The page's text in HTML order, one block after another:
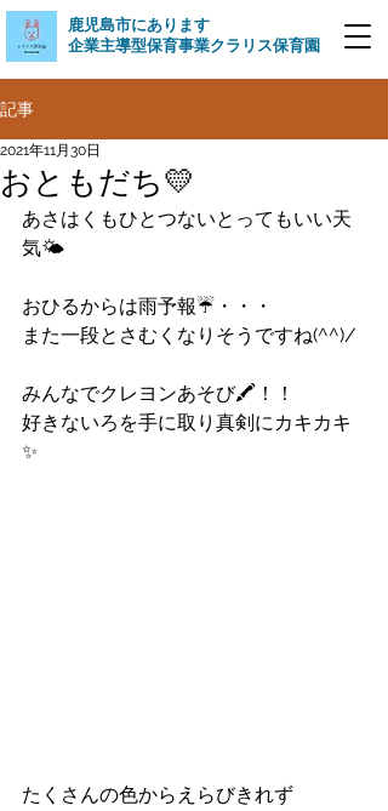
​鹿児島市にあります
企業主導型保育事業クラリス保育園
記事
おともだち💛
2021年11月30日
あさはくもひとつないとってもいい天
気🌤
おひるからは雨予報☔・・・
また一段とさむくなりそうですね(^^)/
みんなでクレヨンあそび🖍！！
好きないろを手に取り真剣にカキカキ
✨
たくさんの色からえらびきれず